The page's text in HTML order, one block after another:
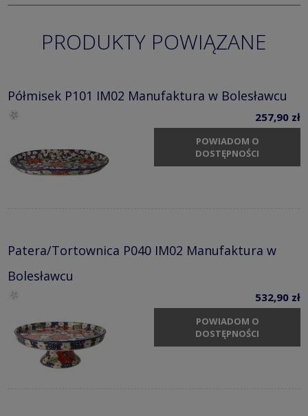
PRODUKTY POWIĄZANE
Półmisek P101 IM02 Manufaktura w Bolesławcu
257,90 zł
POWIADOM O
DOSTĘPNOŚCI
Patera/Tortownica P040 IM02 Manufaktura w
Bolesławcu
532,90 zł
POWIADOM O
DOSTĘPNOŚCI